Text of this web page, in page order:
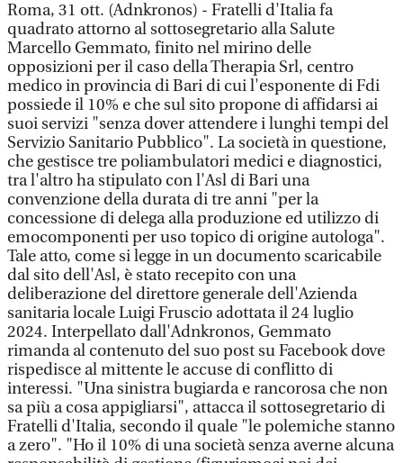
Roma, 31 ott. (Adnkronos) - Fratelli d'Italia fa
quadrato attorno al sottosegretario alla Salute
Marcello Gemmato, finito nel mirino delle
opposizioni per il caso della Therapia Srl, centro
medico in provincia di Bari di cui l'esponente di Fdi
possiede il 10% e che sul sito propone di affidarsi ai
suoi servizi "senza dover attendere i lunghi tempi del
Servizio Sanitario Pubblico". La società in questione,
che gestisce tre poliambulatori medici e diagnostici,
tra l'altro ha stipulato con l'Asl di Bari una
convenzione della durata di tre anni "per la
concessione di delega alla produzione ed utilizzo di
emocomponenti per uso topico di origine autologa".
Tale atto, come si legge in un documento scaricabile
dal sito dell'Asl, è stato recepito con una
deliberazione del direttore generale dell'Azienda
sanitaria locale Luigi Fruscio adottata il 24 luglio
2024. Interpellato dall'Adnkronos, Gemmato
rimanda al contenuto del suo post su Facebook dove
rispedisce al mittente le accuse di conflitto di
interessi. "Una sinistra bugiarda e rancorosa che non
sa più a cosa appigliarsi", attacca il sottosegretario di
Fratelli d'Italia, secondo il quale "le polemiche stanno
a zero". "Ho il 10% di una società senza averne alcuna